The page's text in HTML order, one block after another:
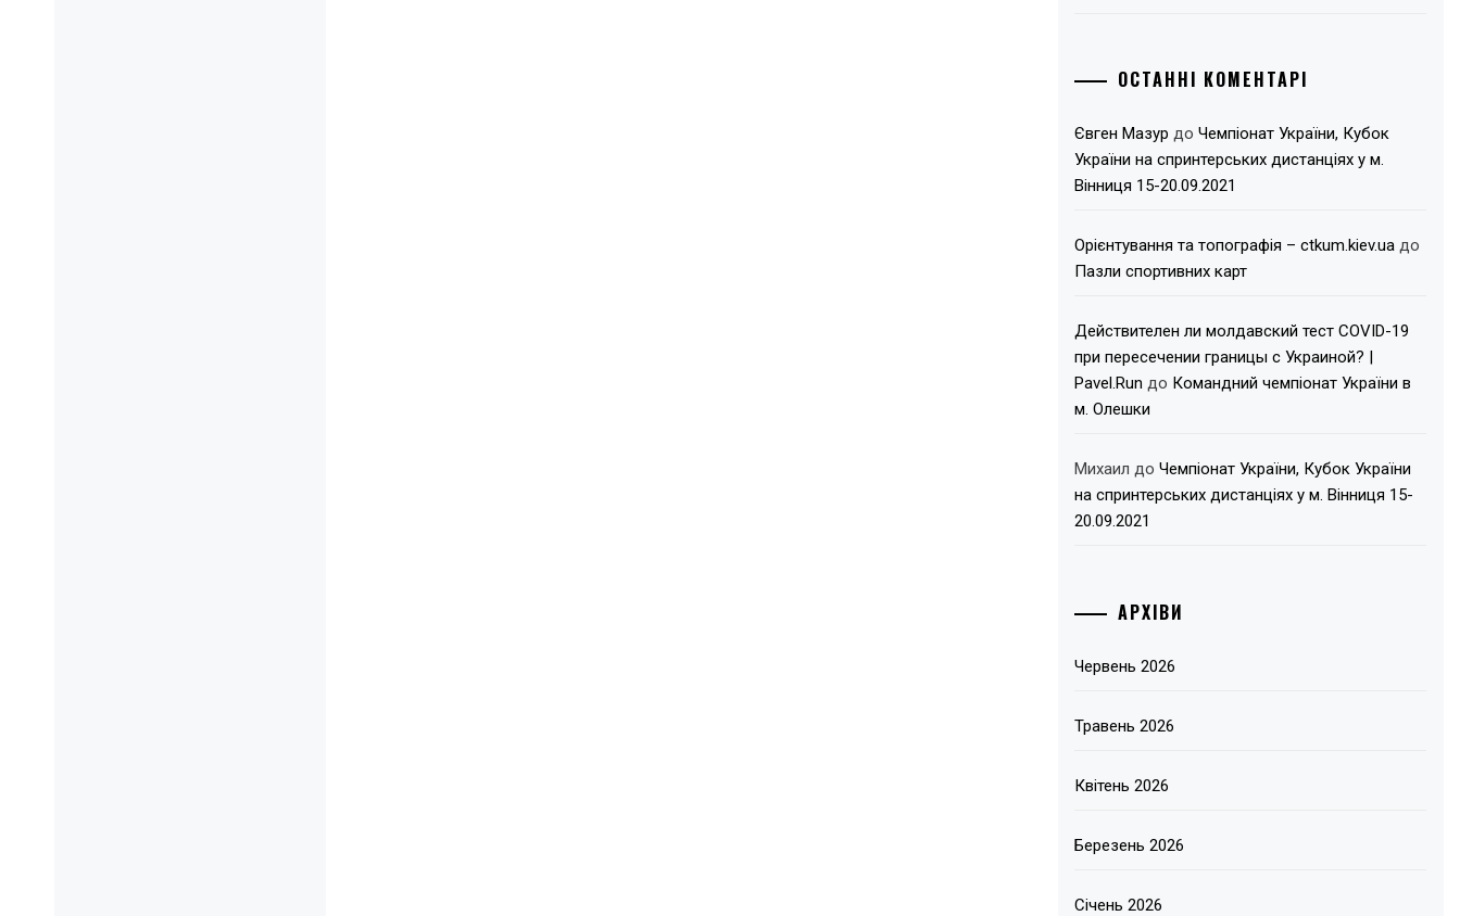
ОСТАННІ КОМЕНТАРІ
Євген Мазур доЧемпіонат України, Кубок
України на спринтерських дистанціях у м.
Вінниця 15-20.09.2021
Орієнтування та топографія – ctkum.kiev.ua до
Пазли спортивних карт
Действителен ли молдавский тест COVID-19
при пересечении границы с Украиной? |
Pavel.Run до Командний чемпіонат України в
м. Олешки
Михаил доЧемпіонат України, Кубок України
на спринтерських дистанціях у м. Вінниця 15-
20.09.2021
АРХІВИ
Червень 2026
Травень 2026
Квітень 2026
Березень 2026
Січень 2026